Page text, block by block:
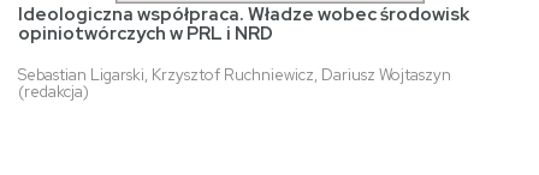
Ideologiczna współpraca. Władze wobec środowisk
opiniotwórczych w PRL i NRD
Sebastian Ligarski, Krzysztof Ruchniewicz, Dariusz Wojtaszyn
(redakcja)